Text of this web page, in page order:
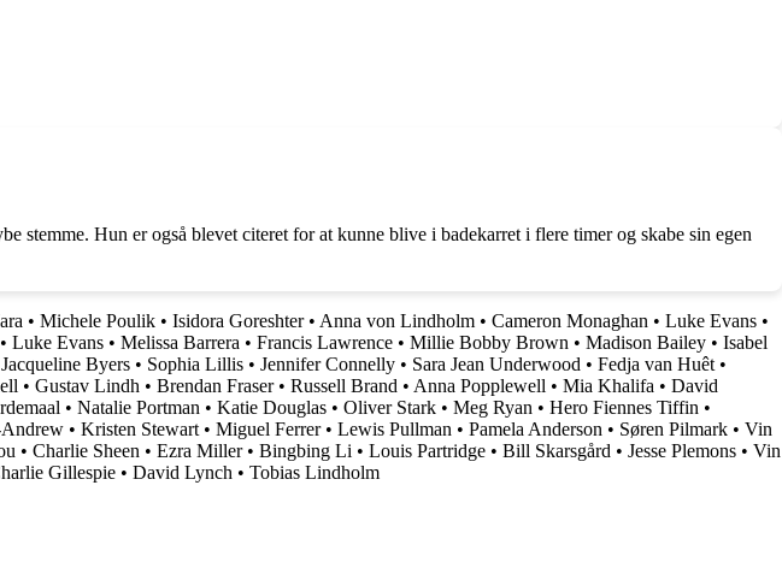
stemme. Hun er også blevet citeret for at kunne blive i badekarret i flere timer og skabe sin egen
• Michele Poulik • Isidora Goreshter• Anna von Lindholm • Cameron Monaghan • Luke Evans •
• Luke Evans • Melissa Barrera • Francis Lawrence • Millie Bobby Brown • Madison Bailey • Isabel
Jacqueline Byers • Sophia Lillis • Jennifer Connelly • Sara Jean Underwood • Fedja van Huêt •
• Gustav Lindh • Brendan Fraser• Russell Brand • Anna Popplewell • Mia Khalifa • David
• Natalie Portman • Katie Douglas • Oliver Stark • Meg Ryan • Hero Fiennes Tiffin •
• Kristen Stewart • Miguel Ferrer• Lewis Pullman • Pamela Anderson • Søren Pilmark • Vin
• Charlie Sheen • Ezra Miller• Bingbing Li • Louis Partridge • Bill Skarsgård • Jesse Plemons • Vin
Gillespie • David Lynch • Tobias Lindholm